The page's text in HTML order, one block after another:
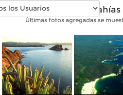
Fotos modernas de
Últimas fotos agregadas se